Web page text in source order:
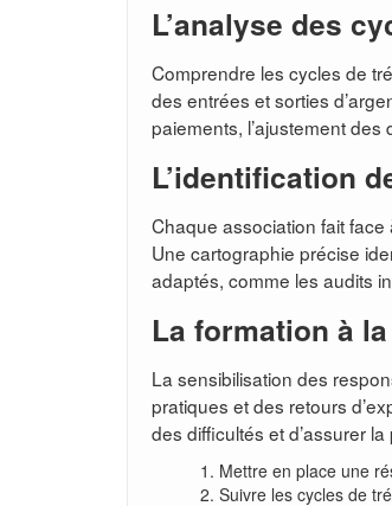
L’analyse des
Comprendre les cycles de
des entrées et sorties
paiements, l’ajustement
L’identification
Chaque association fait
Une cartographie précise
adaptés, comme les audits
La formation à
La sensibilisation des
pratiques et des retours
des difficultés et d’assurer
Mettre en place une
Suivre les cycles de